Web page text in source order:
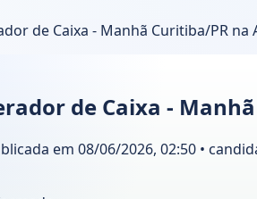
de Caixa - Manhã Curitiba/PR na
de Caixa -
em 08/06/2026, 02:50 •